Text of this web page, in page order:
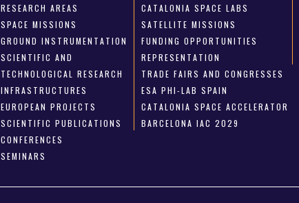
RESEARCH AREAS
SPACE MISSIONS
GROUND INSTRUMENTATION
SCIENTIFIC AND
TECHNOLOGICAL RESEARCH
INFRASTRUCTURES
EUROPEAN PROJECTS
SCIENTIFIC PUBLICATIONS
CONFERENCES
SEMINARS
CATALONIA SPACE LABS
SATELLITE MISSIONS
FUNDING OPPORTUNITIES
REPRESENTATION
TRADE FAIRS AND CONGRESSES
ESA PHI-LAB SPAIN
CATALONIA SPACE ACCELERATOR
BARCELONA IAC 2029